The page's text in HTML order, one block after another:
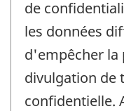
de
les données
d'empêcher la
divulgation de
confidentielle.